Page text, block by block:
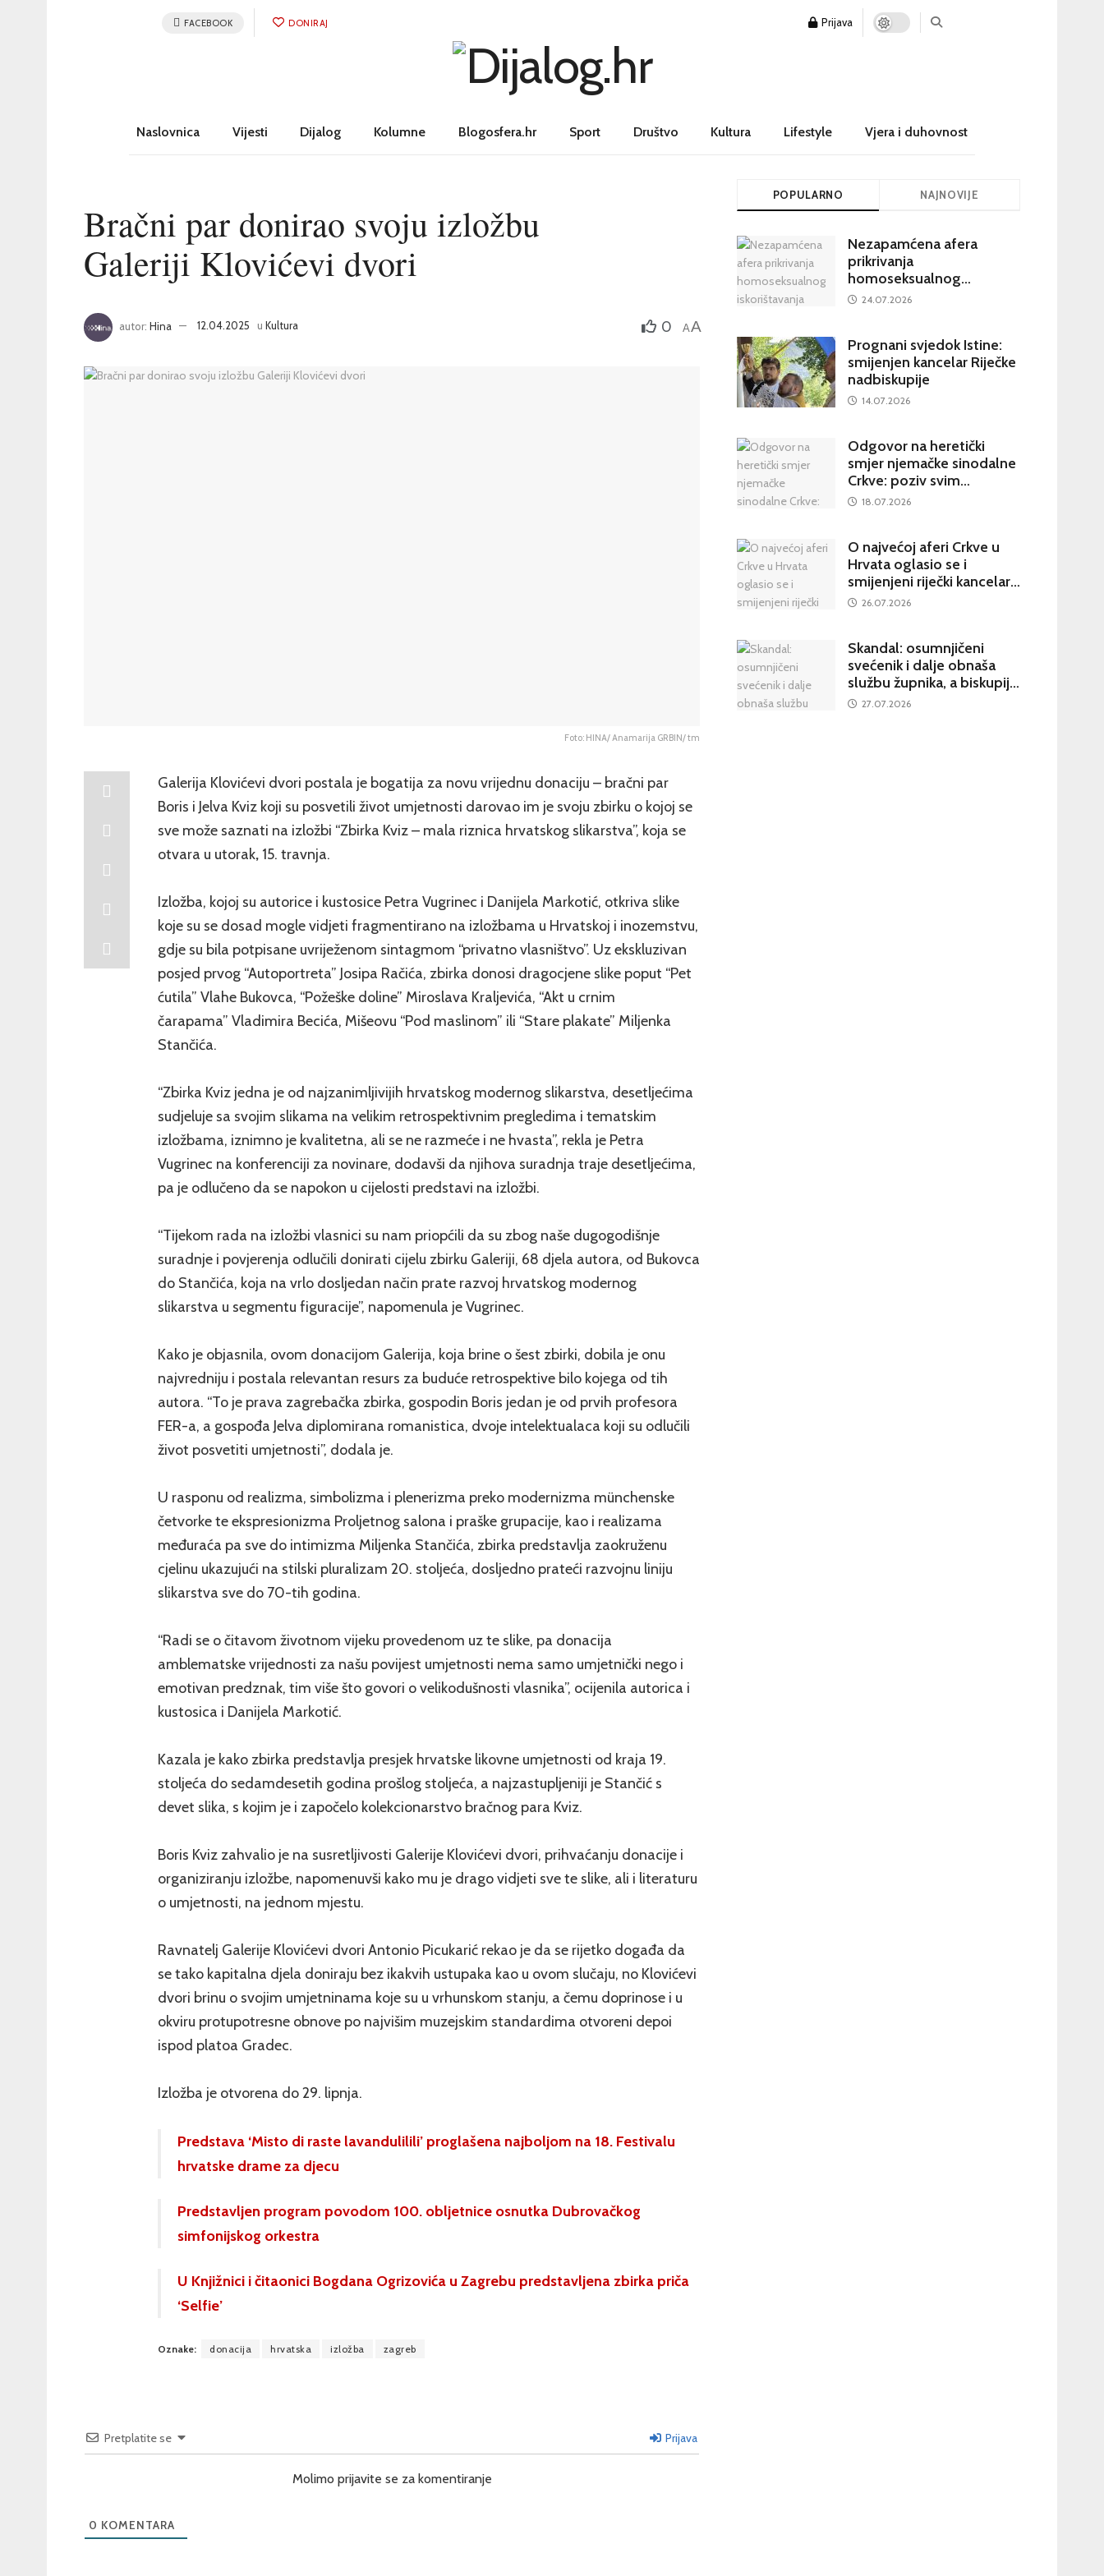
FACEBOOK DONIRAJ Prijava
Naslovnica Vijesti Dijalog Kolumne Blogosfera.hr Sport Društvo Kultura Lifestyle Vjera i duhovnost
Bračni par donirao svoju izložbu
Galeriji Klovićevi dvori
autor: Hina 12.04.2025 u Kultura 0 AA
Foto: HINA/ Anamarija GRBIN/ tm
Galerija Klovićevi dvori postala je bogatija za novu vrijednu donaciju – bračni par
Boris i Jelva Kviz koji su posvetili život umjetnosti darovao im je svoju zbirku o kojoj se
sve može saznati na izložbi “Zbirka Kviz – mala riznica hrvatskog slikarstva”, koja se
otvara u utorak, 15. travnja.
Izložba, kojoj su autorice i kustosice Petra Vugrinec i Danijela Markotić, otkriva slike
koje su se dosad mogle vidjeti fragmentirano na izložbama u Hrvatskoj i inozemstvu,
gdje su bila potpisane uvriježenom sintagmom “privatno vlasništvo”. Uz ekskluzivan
posjed prvog “Autoportreta” Josipa Račića, zbirka donosi dragocjene slike poput “Pet
ćutila” Vlahe Bukovca, “Požeške doline” Miroslava Kraljevića, “Akt u crnim
čarapama” Vladimira Becića, Mišeovu “Pod maslinom” ili “Stare plakate” Miljenka
Stančića.
“Zbirka Kviz jedna je od najzanimljivijih hrvatskog modernog slikarstva, desetljećima
sudjeluje sa svojim slikama na velikim retrospektivnim pregledima i tematskim
izložbama, iznimno je kvalitetna, ali se ne razmeće i ne hvasta”, rekla je Petra
Vugrinec na konferenciji za novinare, dodavši da njihova suradnja traje desetljećima,
pa je odlučeno da se napokon u cijelosti predstavi na izložbi.
“Tijekom rada na izložbi vlasnici su nam priopćili da su zbog naše dugogodišnje
suradnje i povjerenja odlučili donirati cijelu zbirku Galeriji, 68 djela autora, od Bukovca
do Stančića, koja na vrlo dosljedan način prate razvoj hrvatskog modernog
slikarstva u segmentu figuracije”, napomenula je Vugrinec.
Kako je objasnila, ovom donacijom Galerija, koja brine o šest zbirki, dobila je onu
najvredniju i postala relevantan resurs za buduće retrospektive bilo kojega od tih
autora. “To je prava zagrebačka zbirka, gospodin Boris jedan je od prvih profesora
FER-a, a gospođa Jelva diplomirana romanistica, dvoje intelektualaca koji su odlučili
život posvetiti umjetnosti”, dodala je.
U rasponu od realizma, simbolizma i plenerizma preko modernizma münchenske
četvorke te ekspresionizma Proljetnog salona i praške grupacije, kao i realizama
međuraća pa sve do intimizma Miljenka Stančića, zbirka predstavlja zaokruženu
cjelinu ukazujući na stilski pluralizam 20. stoljeća, dosljedno prateći razvojnu liniju
slikarstva sve do 70-tih godina.
“Radi se o čitavom životnom vijeku provedenom uz te slike, pa donacija
amblematske vrijednosti za našu povijest umjetnosti nema samo umjetnički nego i
emotivan predznak, tim više što govori o velikodušnosti vlasnika”, ocijenila autorica i
kustosica i Danijela Markotić.
Kazala je kako zbirka predstavlja presjek hrvatske likovne umjetnosti od kraja 19.
stoljeća do sedamdesetih godina prošlog stoljeća, a najzastupljeniji je Stančić s
devet slika, s kojim je i započelo kolekcionarstvo bračnog para Kviz.
Boris Kviz zahvalio je na susretljivosti Galerije Klovićevi dvori, prihvaćanju donacije i
organiziranju izložbe, napomenuvši kako mu je drago vidjeti sve te slike, ali i literaturu
o umjetnosti, na jednom mjestu.
Ravnatelj Galerije Klovićevi dvori Antonio Picukarić rekao je da se rijetko događa da
se tako kapitalna djela doniraju bez ikakvih ustupaka kao u ovom slučaju, no Klovićevi
dvori brinu o svojim umjetninama koje su u vrhunskom stanju, a čemu doprinose i u
okviru protupotresne obnove po najvišim muzejskim standardima otvoreni depoi
ispod platoa Gradec.
Izložba je otvorena do 29. lipnja.
Predstava ‘Misto di raste lavandulilili’ proglašena najboljom na 18. Festivalu
hrvatske drame za djecu
Predstavljen program povodom 100. obljetnice osnutka Dubrovačkog
simfonijskog orkestra
U Knjižnici i čitaonici Bogdana Ogrizovića u Zagrebu predstavljena zbirka priča
‘Selfie’
Oznake: donacija hrvatska izložba zagreb
Pretplatite se Prijava
Molimo prijavite se za komentiranje
0 KOMENTARA
POPULARNO NAJNOVIJE
Nezapamćena afera
prikrivanja
homoseksualnog
iskorištavanja maloljetnika
Hrvatsku
24.07.2026
Prognani svjedok Istine:
smijenjen kancelar Riječke
nadbiskupije
14.07.2026
Odgovor na heretički
smjer njemačke sinodalne
Crkve: poziv svim
katolicima na potpisivanje
18.07.2026
O najvećoj aferi Crkve u
Hrvata oglasio se i
smijenjeni riječki kancelar:
kultura šutnje stvara nove
26.07.2026
Skandal: osumnjičeni
svećenik i dalje obnaša
službu župnika, a biskupija
priopćila da je sve
27.07.2026